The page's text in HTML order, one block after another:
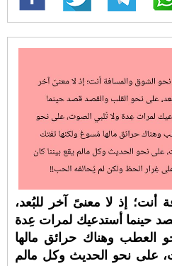
إذ لا معنىً آخر للبُعد،
حينما أستدعيك لمرات عِدة
العطب وهناك حرائق مالها
على نحو الحديث وكل مالم